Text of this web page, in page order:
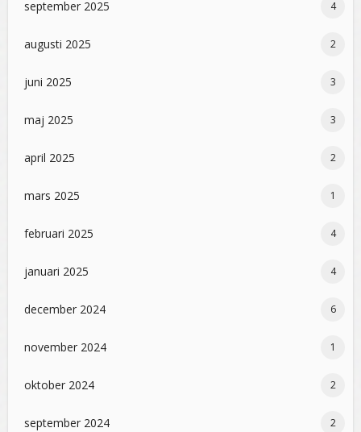
september 2025 4
augusti 2025 2
juni 2025 3
maj 2025 3
april 2025 2
mars 2025 1
februari 2025 4
januari 2025 4
december 2024 6
november 2024 1
oktober 2024 2
september 2024 2